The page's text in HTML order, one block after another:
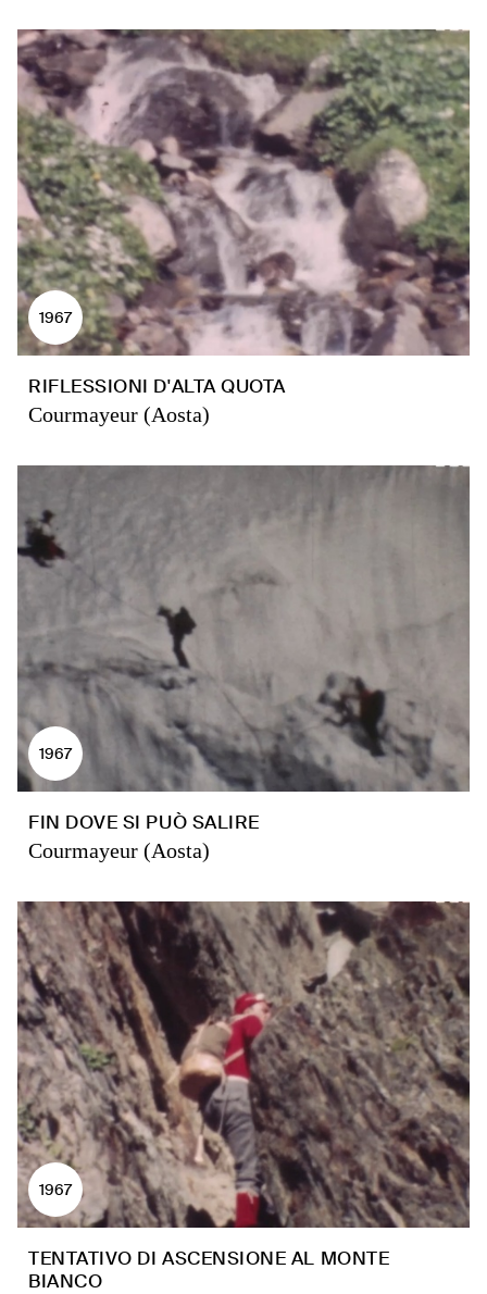
1967
RIFLESSIONI D'ALTA QUOTA
Courmayeur (Aosta)
1967
FIN DOVE SI PUÒ SALIRE
Courmayeur (Aosta)
1967
TENTATIVO DI ASCENSIONE AL MONTE
BIANCO